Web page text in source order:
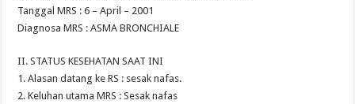
Tanggal MRS : 6 – April – 2001
Diagnosa MRS : ASMA BRONCHIALE
II. STATUS KESEHATAN SAAT INI
1. Alasan datang ke RS : sesak nafas.
2. Keluhan utama MRS : Sesak nafas